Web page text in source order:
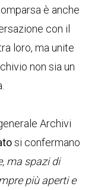
è anche
con il
loro, ma unite
non sia un
Archivi
si confermano
ma spazi di
più aperti e